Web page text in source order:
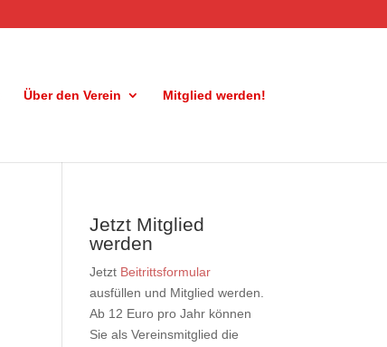
Über den Verein Mitglied werden!
Jetzt Mitglied
werden
Jetzt Beitrittsformular
ausfüllen und Mitglied werden.
Ab 12 Euro pro Jahr können
Sie als Vereinsmitglied die